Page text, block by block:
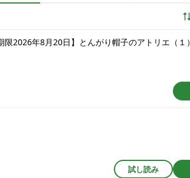
2026年8月20日】とんがり帽子のアトリエ（１）
試し読み